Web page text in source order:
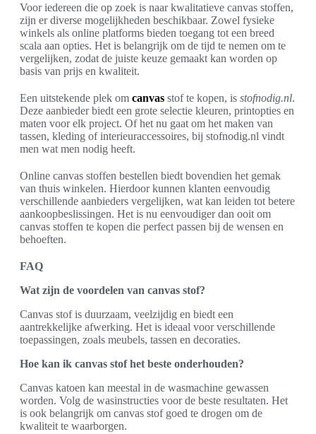
Voor iedereen die op zoek is naar kwalitatieve canvas stoffen,
zijn er diverse mogelijkheden beschikbaar. Zowel fysieke
winkels als online platforms bieden toegang tot een breed
scala aan opties. Het is belangrijk om de tijd te nemen om te
vergelijken, zodat de juiste keuze gemaakt kan worden op
basis van prijs en kwaliteit.
Een uitstekende plek om canvas stof te kopen, is stofnodig.nl.
Deze aanbieder biedt een grote selectie kleuren, printopties en
maten voor elk project. Of het nu gaat om het maken van
tassen, kleding of interieuraccessoires, bij stofnodig.nl vindt
men wat men nodig heeft.
Online canvas stoffen bestellen biedt bovendien het gemak
van thuis winkelen. Hierdoor kunnen klanten eenvoudig
verschillende aanbieders vergelijken, wat kan leiden tot betere
aankoopbeslissingen. Het is nu eenvoudiger dan ooit om
canvas stoffen te kopen die perfect passen bij de wensen en
behoeften.
FAQ
Wat zijn de voordelen van canvas stof?
Canvas stof is duurzaam, veelzijdig en biedt een
aantrekkelijke afwerking. Het is ideaal voor verschillende
toepassingen, zoals meubels, tassen en decoraties.
Hoe kan ik canvas stof het beste onderhouden?
Canvas katoen kan meestal in de wasmachine gewassen
worden. Volg de wasinstructies voor de beste resultaten. Het
is ook belangrijk om canvas stof goed te drogen om de
kwaliteit te waarborgen.